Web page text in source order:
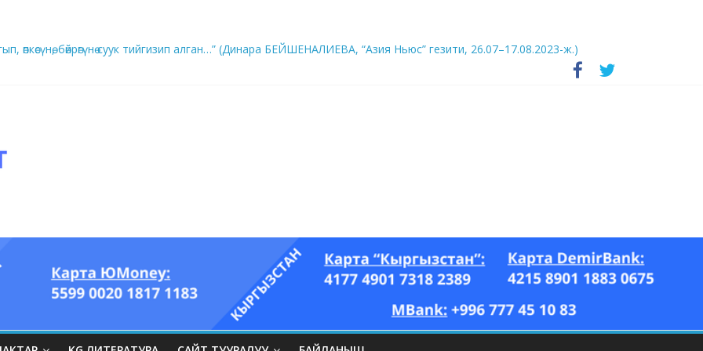
өпкөсүнө, бөйрөгүнө суук тийгизип алган…” (Динара БЕЙШЕНАЛИЕВА, “Азия Ньюс” гезити, 26.07–17.08.2023-ж.)
он үч акындын котормосунда